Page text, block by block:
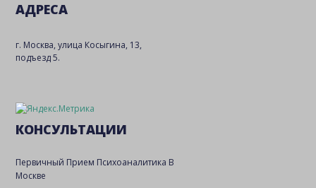
АДРЕСА
г. Москва, улица Косыгина, 13,
подъезд 5.
КОНСУЛЬТАЦИИ
Первичный Прием Психоаналитика В
Москве